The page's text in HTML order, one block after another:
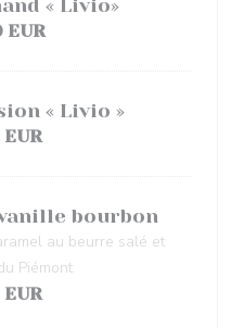
« Livio»
EUR
« Livio »
EUR
bourbon
au beurre salé et
Piémont